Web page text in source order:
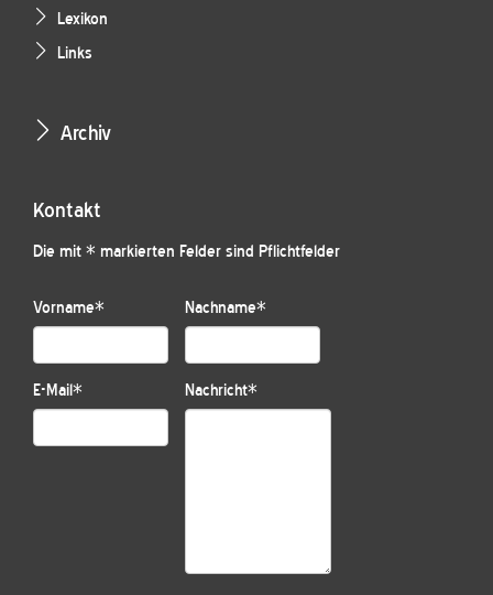
Lexikon
Links
Archiv
Kontakt
Die mit * markierten Felder sind Pflichtfelder
Vorname* Nachname*
E-Mail* Nachricht*